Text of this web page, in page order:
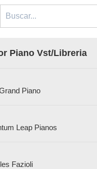
Piano Vst/Libreria
Piano
Leap Pianos
Fazioli